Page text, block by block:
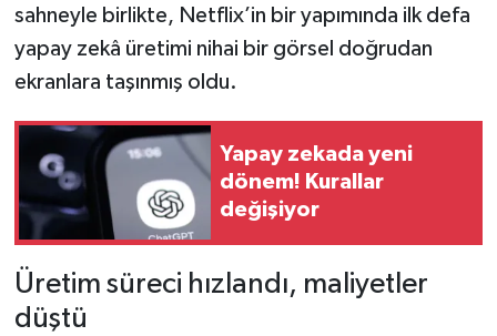
sahneyle birlikte, Netflix’in bir yapımında ilk defa
yapay zekâ üretimi nihai bir görsel doğrudan
ekranlara taşınmış oldu.
Yapay zekada yeni
dönem! Kurallar
değişiyor
Üretim süreci hızlandı, maliyetler
düştü
Pazarlar
Resmi İlan
Rüya Tabirleri
Sağlık